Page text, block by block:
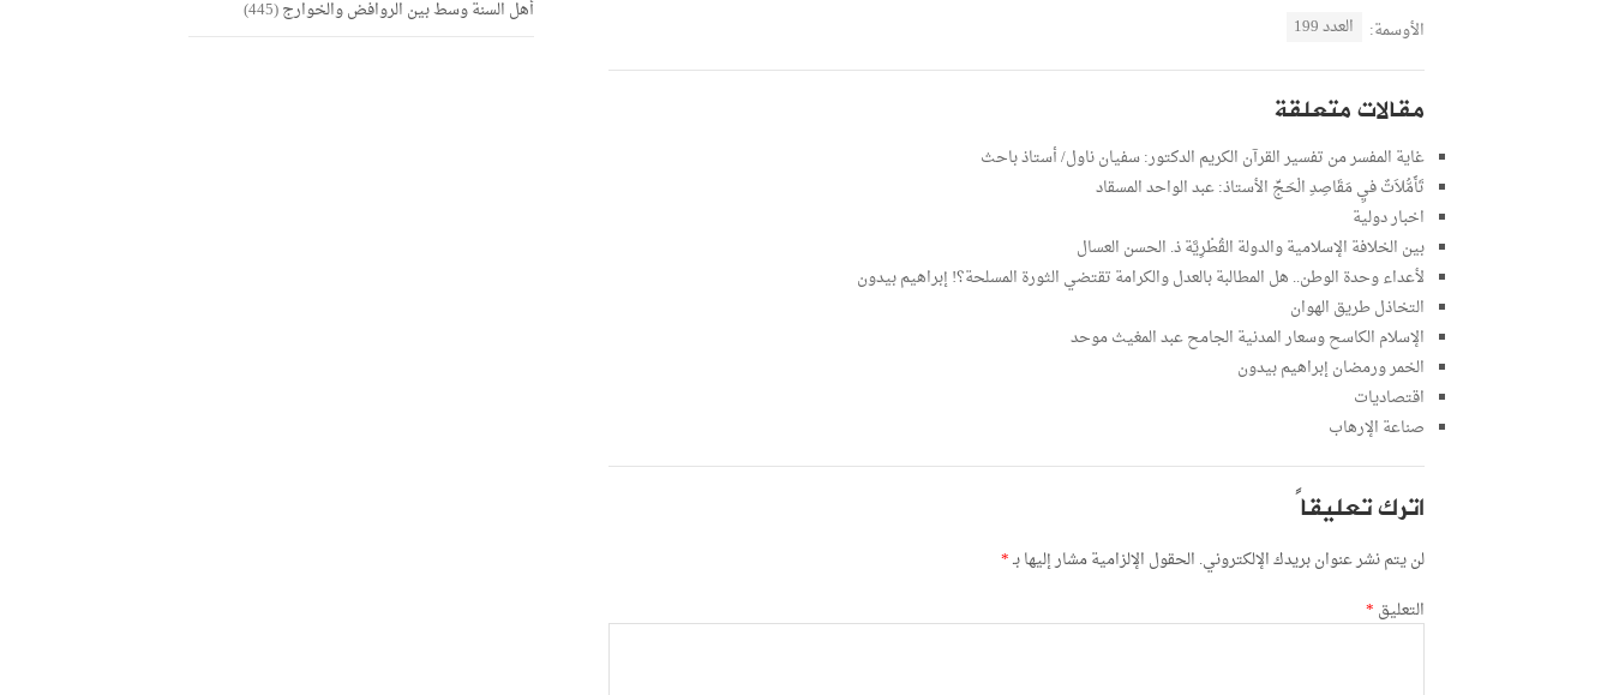
الأوسمة: العدد 199
مقالات متعلقة
غاية المفسر من تفسير القرآن الكريم الدكتور: سفيان ناول/ أستاذ باحث
تَأَمُّلاَتٌ فيِ مَقَاصِدِ الْحَجِّ الأستاذ: عبد الواحد المسقاد
اخبار دولية
بين الخلافة الإسلامية والدولة القُطْرِيَّة ذ. الحسن العسال
لأعداء وحدة الوطن.. هل المطالبة بالعدل والكرامة تقتضي الثورة المسلحة؟! إبراهيم بيدون
التخاذل طريق الهوان
الإسلام الكاسح وسعار المدنية الجامح عبد المغيث موحد
الخمر ورمضان إبراهيم بيدون
اقتصاديات
صناعة الإرهاب
اترك تعليقاً
لن يتم نشر عنوان بريدك الإلكتروني. الحقول الإلزامية مشار إليها بـ*
التعليق *
أهل السنة وسط بين الروافض والخوارج(445)